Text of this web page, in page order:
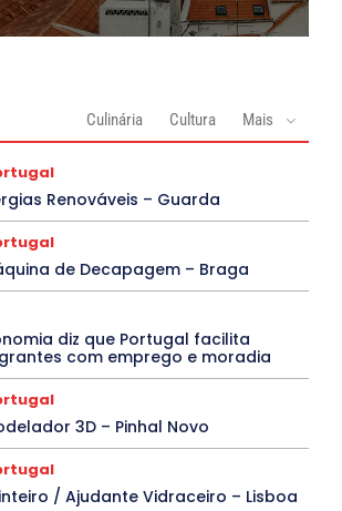
Culinária Cultura Mais
Renováveis – Guarda
de Decapagem – Braga
diz que Portugal facilita
com emprego e moradia
3D – Pinhal Novo
/ Ajudante Vidraceiro – Lisboa